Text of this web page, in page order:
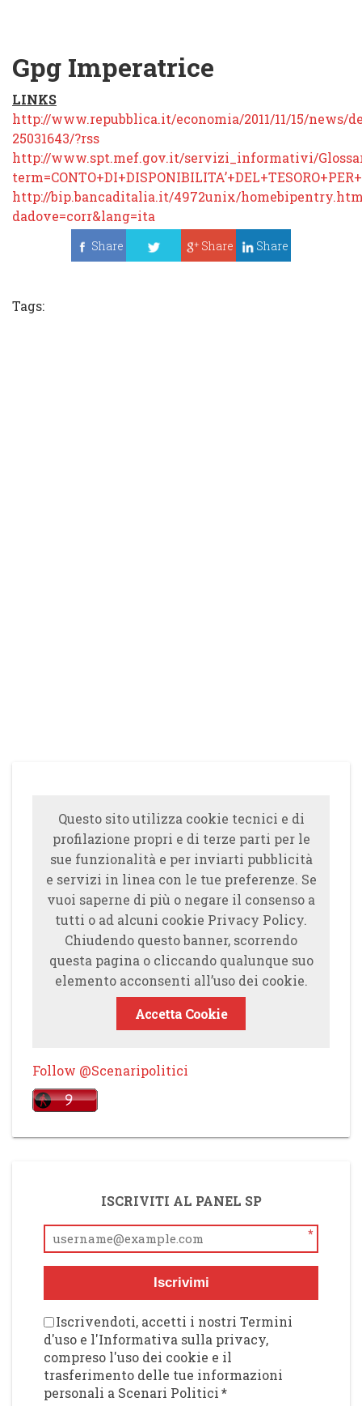
Gpg Imperatrice
LINKS
http://www.repubblica.it/economia/2011/11/15/news/
25031643/?rss
http://www.spt.mef.gov.it/servizi_informativi/
http://bip.bancaditalia.it/4972unix/
dadove=corr&lang=ita
Share
Share Share
Tags:
Questo sito utilizza cookie tecnici e di
profilazione propri e di terze parti per le
sue funzionalità e per inviarti pubblicità
e servizi in linea con le tue preferenze. Se
vuoi saperne di più o negare il consenso a
tutti o ad alcuni cookie Privacy Policy.
Chiudendo questo banner, scorrendo
questa pagina o cliccando qualunque suo
elemento acconsenti all’uso dei cookie.
Accetta Cookie
Follow @Scenaripolitici
ISCRIVITI AL PANEL SP
*
Iscrivimi
Iscrivendoti, accetti i nostri Termini
d'uso e l'Informativa sulla privacy,
compreso l'uso dei cookie e il
trasferimento delle tue informazioni
personali a Scenari Politici*